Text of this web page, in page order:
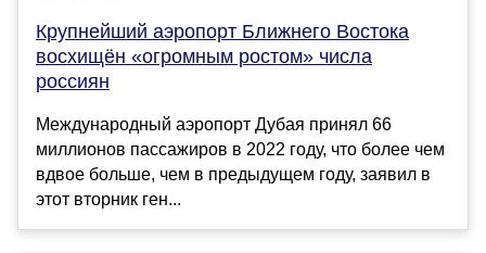
Крупнейший аэропорт Ближнего Востока
восхищëн «огромным ростом» числа
россиян
Международный аэропорт Дубая принял 66
миллионов пассажиров в 2022 году, что более чем
вдвое больше, чем в предыдущем году, заявил в
этот вторник ген...